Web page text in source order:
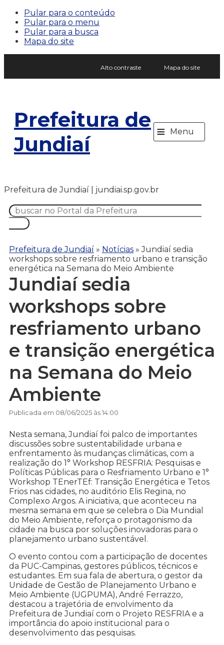
Pular para o conteúdo
Pular para o menu
Pular para a busca
Mapa do site
Alto contraste Mapa do site
Prefeitura de
Jundiaí
≡ Menu
Prefeitura de Jundiaí | jundiai.sp.gov.br
Prefeitura de Jundiaí » Notícias »Jundiaí sedia
workshops sobre resfriamento urbano e transição
energética na Semana do Meio Ambiente
Jundiaí sedia
workshops sobre
resfriamento urbano
e transição energética
na Semana do Meio
Ambiente
Publicada em 08/06/2025 às 14:00
Nesta semana, Jundiaí foi palco de importantes
discussões sobre sustentabilidade urbana e
enfrentamento às mudanças climáticas, com a
realização do 1° Workshop RESFRIA: Pesquisas e
Políticas Públicas para o Resfriamento Urbano e 1°
Workshop TEnerTEf: Transição Energética e Tetos
Frios nas cidades, no auditório Elis Regina, no
Complexo Argos. A iniciativa, que aconteceu na
mesma semana em que se celebra o Dia Mundial
do Meio Ambiente, reforça o protagonismo da
cidade na busca por soluções inovadoras para o
planejamento urbano sustentável.
O evento contou com a participação de docentes
da PUC-Campinas, gestores públicos, técnicos e
estudantes. Em sua fala de abertura, o gestor da
Unidade de Gestão de Planejamento Urbano e
Meio Ambiente (UGPUMA), André Ferrazzo,
destacou a trajetória de envolvimento da
Prefeitura de Jundiaí com o Projeto RESFRIA e a
importância do apoio institucional para o
desenvolvimento das pesquisas.